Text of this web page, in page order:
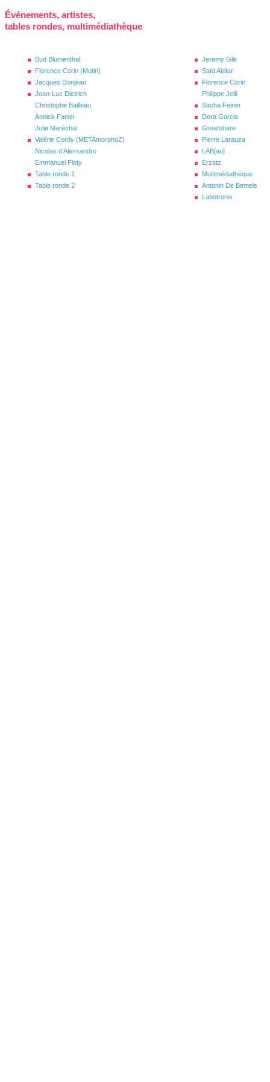
Événements, artistes,
tables rondes, multimédiathèque
Bud Blumenthal
Florence Corin (Mutin)
Jacques Donjean
Jean-Luc Dietrich
Christophe Bailleau
Annick Faniel
Julie Maréchal
Valérie Cordy (METAmorphoZ)
Nicolas d’Alessandro
Emmanuel Flety
Table ronde 1
Table ronde 2
Jeremy Glik
Saïd Abitar
Florence Corin
Philippe Jelli
Sacha Feiner
Dora Garcia
Greatshare
Pierre Larauza
LAB[au]
Erzatz
Multimédiathèque
Antonin De Bemels
Labotronix